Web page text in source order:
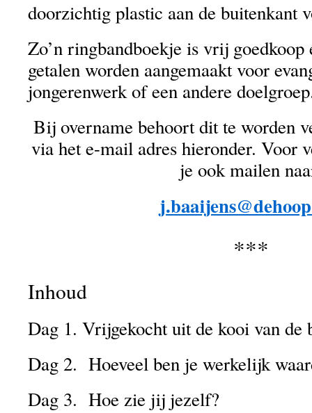
doorzichtig plastic aan de buitenkant
Zo’n ringbandboekje is vrij goedkoop
getalen worden aangemaakt voor
jongerenwerk of een andere
Bij overname behoort dit te worden
via het e-mail adres hieronder. Voor
je ook mailen
***
Inhoud
Dag 1. Vrijgekocht uit de kooi van de
Dag 2. Hoeveel ben je werkelijk
Dag 3. Hoe zie jij jezelf?